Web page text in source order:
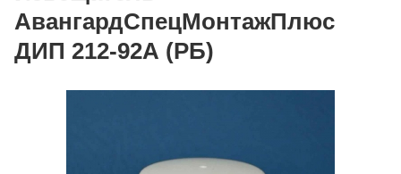
АвангардСпецМонтажПлюс
ДИП 212-92А (РБ)